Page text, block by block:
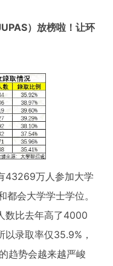
）放榜啦！让环
43269万人参加大学
会大学学士学位。
数比去年高了4000
以录取率仅35.9%，
趋势会越来越严峻